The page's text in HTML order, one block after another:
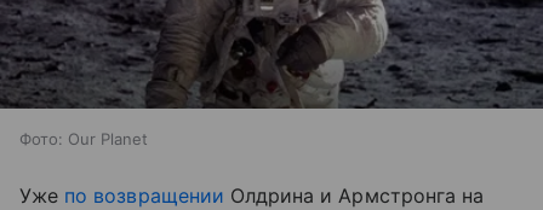
Фото: Our Planet
Уже по возвращении Олдрина и Армстронга на